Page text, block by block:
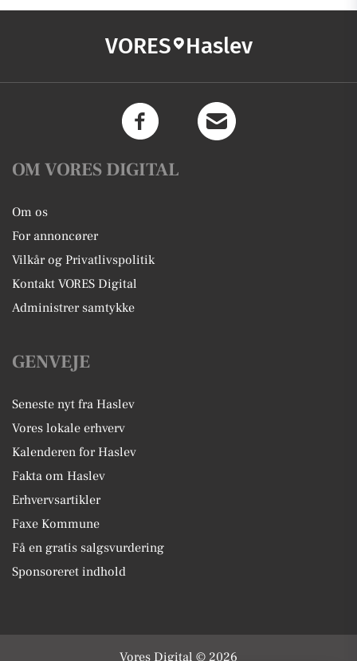
VORES Haslev
OM VORES DIGITAL
Om os
For annoncører
Vilkår og Privatlivspolitik
Kontakt VORES Digital
Administrer samtykke
GENVEJE
Seneste nyt fra Haslev
Vores lokale erhverv
Kalenderen for Haslev
Fakta om Haslev
Erhvervsartikler
Faxe Kommune
Få en gratis salgsvurdering
Sponsoreret indhold
Vores Digital © 2026